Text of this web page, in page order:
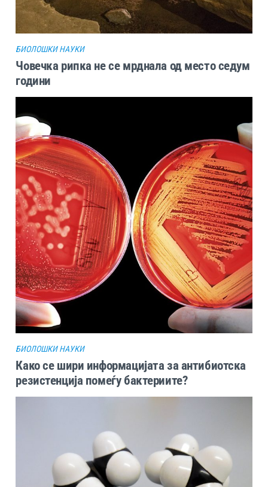
БИОЛОШКИ НАУКИ
Човечка рипка не се мрднала од место седум
години
БИОЛОШКИ НАУКИ
Како се шири информацијата за антибиотска
резистенција помеѓу бактериите?